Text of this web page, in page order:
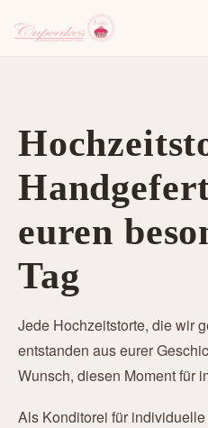
euren
Tag
Jede Hochzeitstorte, die wir
entstanden aus eurer
Wunsch, diesen Moment für
Als Konditorei für